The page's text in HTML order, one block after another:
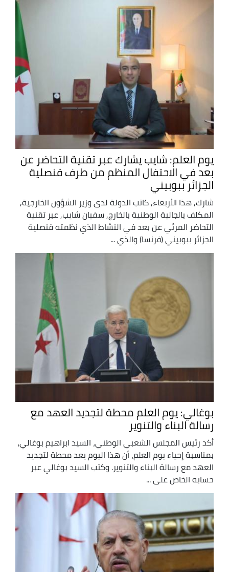
يوم العلم: شايب يشارك عبر تقنية التحاضر عن
بعد في الاحتفال المنظم من طرف قنصلية
الجزائر ببوبيني
شارك, هذا الأربعاء, كاتب الدولة لدى وزير الشؤون الخارجية,
المكلف بالجالية الوطنية بالخارج, سفيان شايب, عبر تقنية
التحاضر المرئي عن بعد في النشاط الذي نظمته قنصلية
الجزائر ببوبيني (فرنسا) والذي ...
بوغالي: يوم العلم محطة لتجديد العهد مع
رسالة البناء والتنوير
أكد رئيس المجلس الشعبي الوطني، السيد ابراهيم بوغالي،
بمناسبة إحياء يوم العلم، أن هذا اليوم يعد محطة لتجديد
العهد مع رسالة البناء والتنوير. وكتب السيد بوغالي عبر
حسابه الخاص على ...